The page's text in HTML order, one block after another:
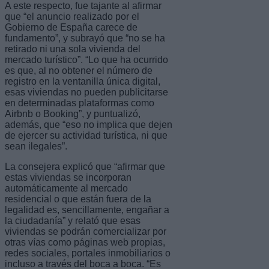
A este respecto, fue tajante al afirmar
que “el anuncio realizado por el
Gobierno de España carece de
fundamento”, y subrayó que “no se ha
retirado ni una sola vivienda del
mercado turístico”. “Lo que ha ocurrido
es que, al no obtener el número de
registro en la ventanilla única digital,
esas viviendas no pueden publicitarse
en determinadas plataformas como
Airbnb o Booking”, y puntualizó,
además, que “eso no implica que dejen
de ejercer su actividad turística, ni que
sean ilegales”.
La consejera explicó que “afirmar que
estas viviendas se incorporan
automáticamente al mercado
residencial o que están fuera de la
legalidad es, sencillamente, engañar a
la ciudadanía” y relató que esas
viviendas se podrán comercializar por
otras vías como páginas web propias,
redes sociales, portales inmobiliarios o
incluso a través del boca a boca. “Es